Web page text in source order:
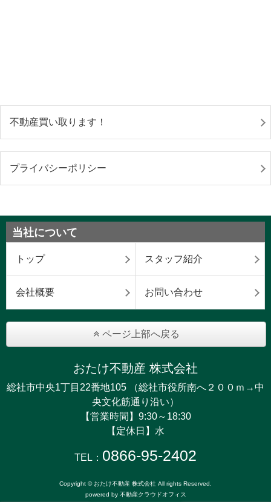
不動産買い取ります！
プライバシーポリシー
当社について
トップ スタッフ紹介
会社概要 お問い合わせ
ページ上部へ戻る
おたけ不動産 株式会社
総社市中央1丁目22番地105 （総社市役所南へ２００ｍ→中
央文化筋通り沿い）
【営業時間】9:30～18:30
【定休日】水
TEL： 0866-95-2402
Copyright © おたけ不動産 株式会社 All rights Reserved.
powered by 不動産クラウドオフィス